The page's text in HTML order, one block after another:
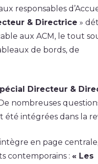
responsables
& Directrice »
aux ACM, le tout
de bords, de
Directeur &
nombreuses
été intégrées dans la
intègre en page
contemporains : « Les